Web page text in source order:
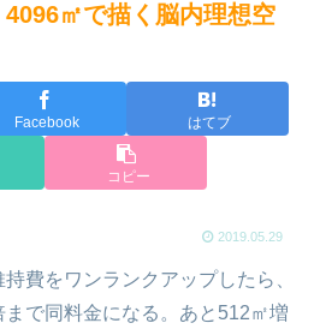
㎡で描く脳内理想空
Facebook はてブ
コピー
2019.05.29
費をワンランクアップしたら、
で同料金になる。あと512㎡増